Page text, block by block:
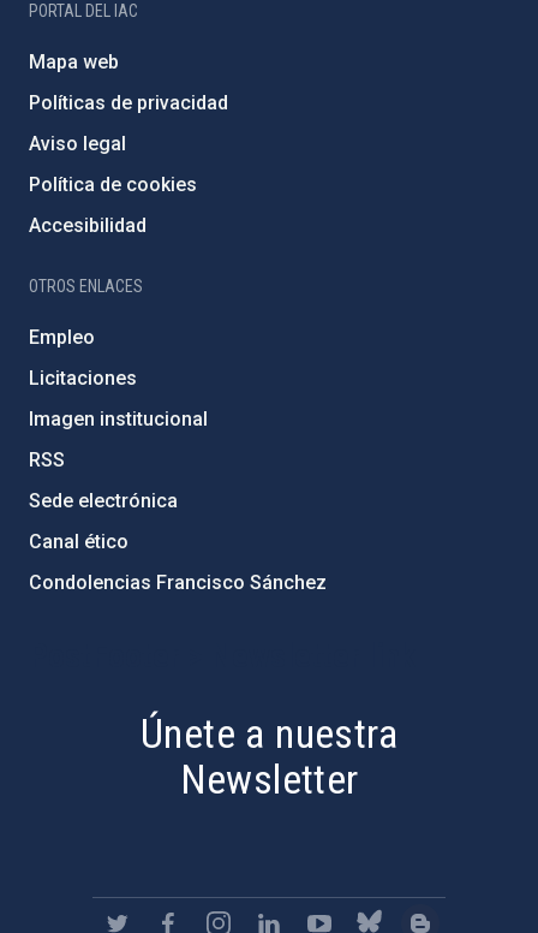
PORTAL DEL IAC
Mapa web
Políticas de privacidad
Aviso legal
Política de cookies
Accesibilidad
OTROS ENLACES
Empleo
Licitaciones
Imagen institucional
RSS
Sede electrónica
Canal ético
Condolencias Francisco Sánchez
Únete a nuestra
Newsletter